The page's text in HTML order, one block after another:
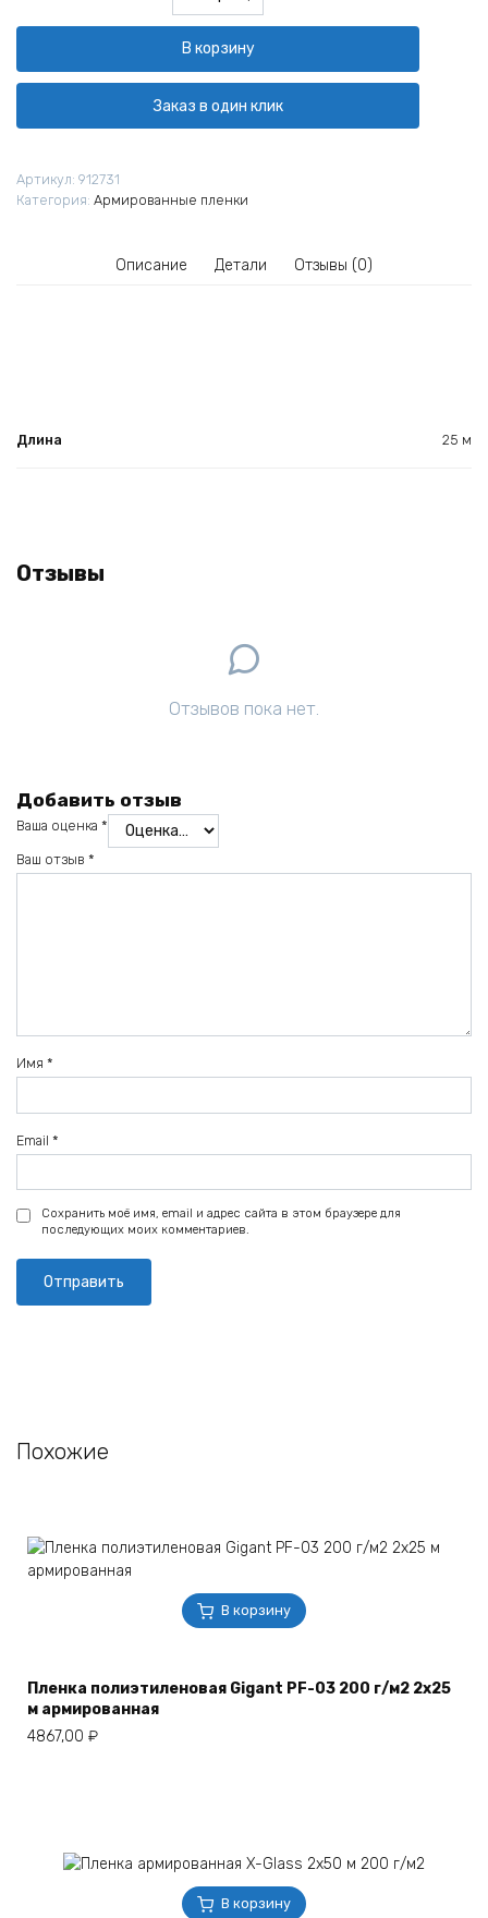
товара
армированная
X-
Glass
4х25
г/
В корзину
Заказ в один клик
Артикул: 912731
Категория: Армированные пленки
Описание Детали Отзывы (0)
Длина 25 м
Отзывы
Отзывов пока нет.
Добавить отзыв
Ваша оценка *
Ваш отзыв *
Имя *
Email *
Сохранить моё имя, email и адрес сайта в этом браузере для
последующих моих комментариев.
Похожие
В корзину
Пленка полиэтиленовая Gigant PF-03 200 г/м2 2х25
м армированная
4867,00 ₽
В корзину